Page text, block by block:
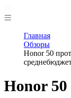
Главная
Обзоры
Honor 50
Honor